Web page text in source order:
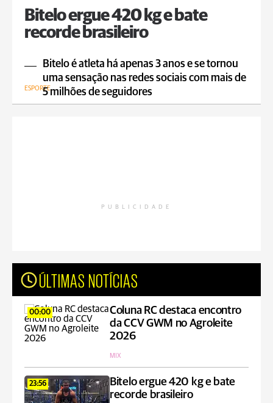
Bitelo ergue 420 kg e bate
recorde brasileiro
Bitelo é atleta há apenas 3 anos e se tornou
uma sensação nas redes sociais com mais de
5 milhões de seguidores
ESPORTE
PUBLICIDADE
ÚLTIMAS NOTÍCIAS
00:00
Coluna RC destaca encontro
da CCV GWM no Agroleite
2026
MIX
23:56
Bitelo ergue 420 kg e bate
recorde brasileiro